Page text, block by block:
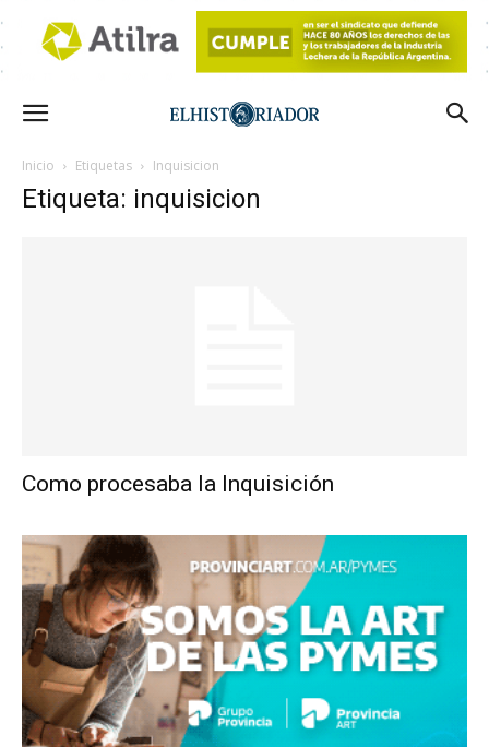
Inicio Etiquetas Inquisicion
Etiqueta: inquisicion
Como procesaba la Inquisición